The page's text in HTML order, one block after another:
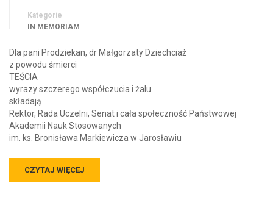
Kategorie
IN MEMORIAM
Dla pani Prodziekan, dr Małgorzaty Dziechciaż
z powodu śmierci
TEŚCIA
wyrazy szczerego współczucia i żalu
składają
Rektor, Rada Uczelni, Senat i cała społeczność Państwowej
Akademii Nauk Stosowanych
im. ks. Bronisława Markiewicza w Jarosławiu
CZYTAJ WIĘCEJ